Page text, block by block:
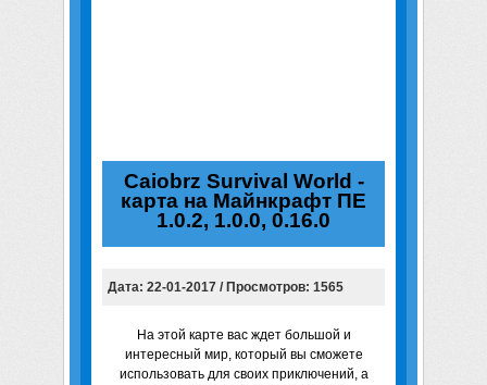
Caiobrz Survival World -
карта на Майнкрафт ПЕ
1.0.2, 1.0.0, 0.16.0
Дата: 22-01-2017 / Просмотров: 1565
На этой карте вас ждет большой и
интересный мир, который вы сможете
использовать для своих приключений, а